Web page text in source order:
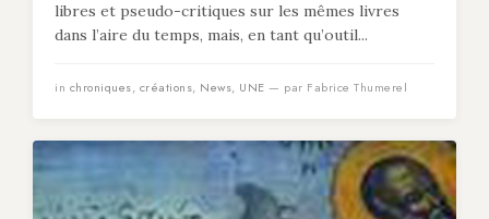
libres et pseudo-critiques sur les mêmes livres
dans l’aire du temps, mais, en tant qu’outil...
in chroniques, créations, News, UNE — par Fabrice Thumerel